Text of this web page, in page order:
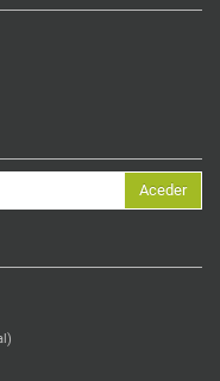
Aceder